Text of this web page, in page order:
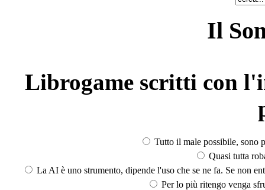
Il
Librogame scritti con
Tutto il male possibile, sono
Quasi tutta
La AI è uno strumento, dipende l'uso che se ne fa. Se non
Per lo più ritengo venga